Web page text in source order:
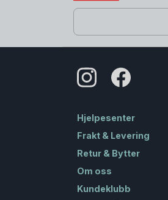
Hjelpesenter
Frakt & Levering
Retur & Bytter
Om oss
Kundeklubb